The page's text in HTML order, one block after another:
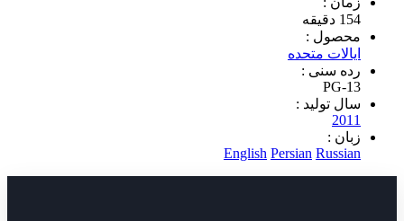
:
متحده
سنی :
:
English Persian